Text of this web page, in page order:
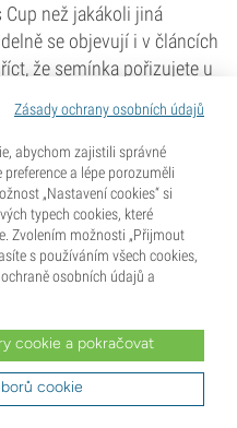
než jakákoli jiná
se objevují i v článcích
že semínka pořizujete u
volba?
semenná banka, která
než kterýkoli jiný konkurent.
ve svém oboru
Sensi Seeds, ale také
Museum v
Zásady ochrany osobních údajů
abychom zajistili správné
a lépe porozuměli
„Nastavení cookies“ si
typech cookies, které
Zvolením možnosti „Přijmout
s používáním všech cookies,
osobních údajů a
cookie a pokračovat
cookie